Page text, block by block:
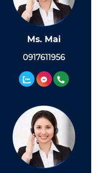
Ms. Mai
0917611956